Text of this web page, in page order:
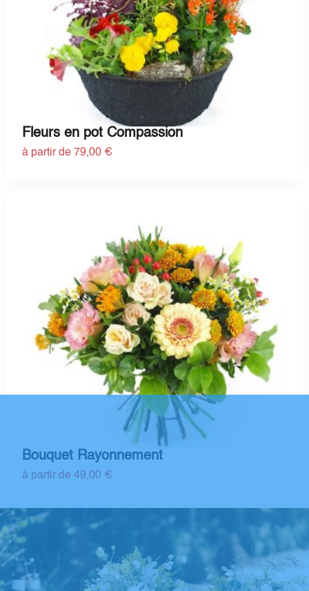
Fleurs en pot Compassion
à partir de 79,00 €
Bouquet Rayonnement
à partir de 49,00 €